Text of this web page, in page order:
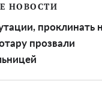
НОВОСТИ
проклинать
прозвали